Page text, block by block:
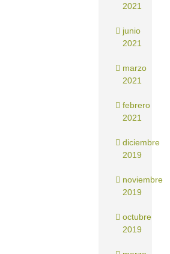
2021
junio
2021
marzo
2021
febrero
2021
diciembre
2019
noviembre
2019
octubre
2019